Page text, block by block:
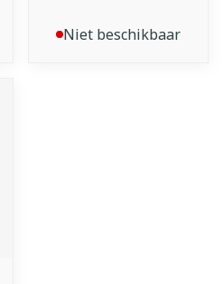
Niet beschikbaar